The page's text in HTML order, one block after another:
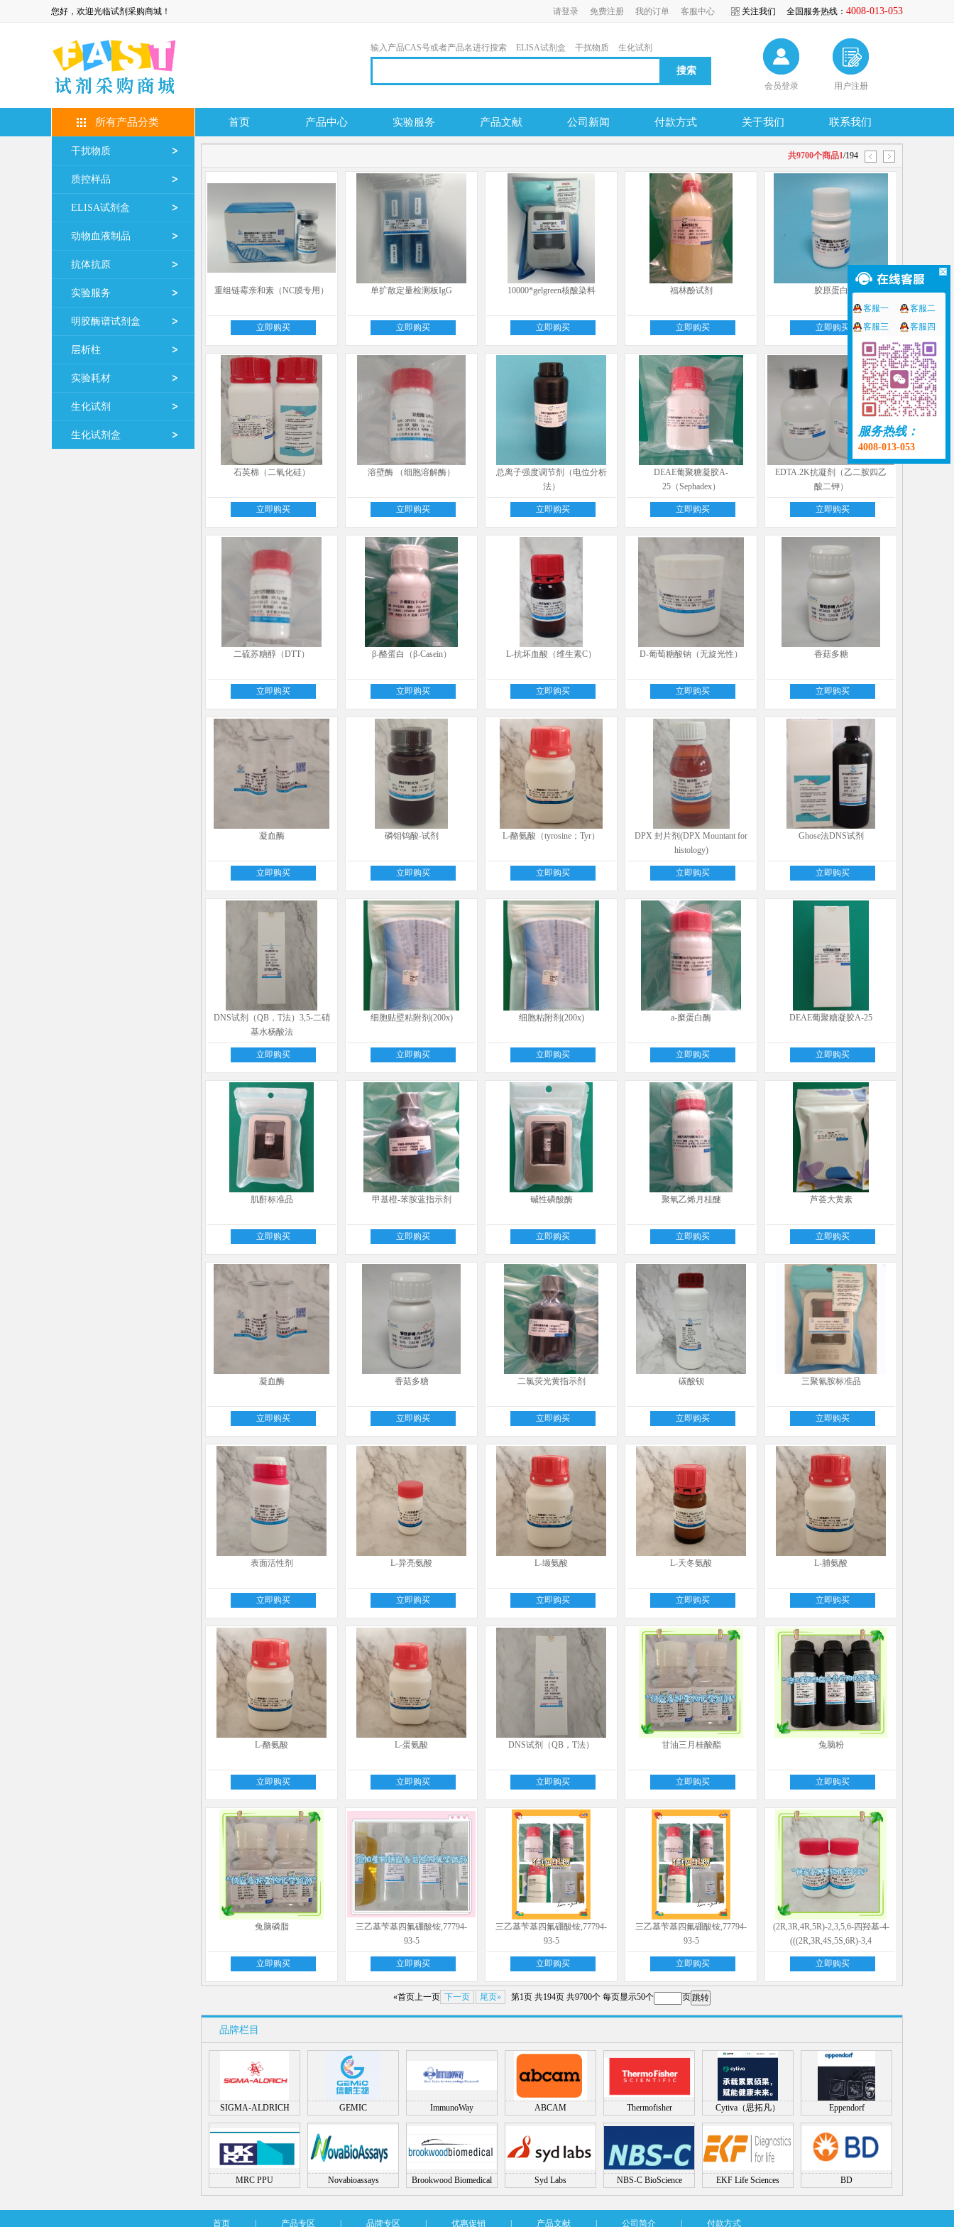
您好，欢迎光临试剂采购商城！ 全国服务热线： 4008-013-053
关注我们
请登录 免费注册 我的订单 客服中心
输入产品CAS号或者产品名进行搜索 ELISA试剂盒 干扰物质 生化试剂
会员登录 用户注册
所有产品分类
干扰物质
质控样品
ELISA试剂盒
动物血液制品
抗体抗原
实验服务
明胶酶谱试剂盒
层析柱
实验耗材
生化试剂
生化试剂盒
首页 产品中心 实验服务 产品文献 公司新闻 付款方式 关于我们 联系我们
共9700个商品1/194
重组链霉亲和素（NC膜专用）
立即购买
单扩散定量检测板IgG
立即购买
10000*gelgreen核酸染料
立即购买
福林酚试剂
立即购买
胶原蛋白
立即购买
石英棉（二氧化硅）
立即购买
溶壁酶 （细胞溶解酶）
立即购买
总离子强度调节剂（电位分析
法）
立即购买
DEAE葡聚糖凝胶A-
25（Sephadex）
立即购买
EDTA.2K抗凝剂（乙二胺四乙
酸二钾）
立即购买
二硫苏糖醇（DTT）
立即购买
β-酪蛋白（β-Casein）
立即购买
L-抗坏血酸（维生素C）
立即购买
D-葡萄糖酸钠（无旋光性）
立即购买
香菇多糖
立即购买
凝血酶
立即购买
磷钼钨酸-试剂
立即购买
L-酪氨酸（tyrosine；Tyr）
立即购买
DPX 封片剂(DPX Mountant for
histology)
立即购买
Ghose法DNS试剂
立即购买
DNS试剂（QB，T法）3,5-二硝
基水杨酸法
立即购买
细胞贴壁粘附剂(200x)
立即购买
细胞粘附剂(200x)
立即购买
a-糜蛋白酶
立即购买
DEAE葡聚糖凝胶A-25
立即购买
肌酐标准品
立即购买
甲基橙-苯胺蓝指示剂
立即购买
碱性磷酸酶
立即购买
聚氧乙烯月桂醚
立即购买
芦荟大黄素
立即购买
凝血酶
立即购买
香菇多糖
立即购买
二氯荧光黄指示剂
立即购买
碳酸钡
立即购买
三聚氰胺标准品
立即购买
表面活性剂
立即购买
L-异亮氨酸
立即购买
L-缬氨酸
立即购买
L-天冬氨酸
立即购买
L-脯氨酸
立即购买
L-酪氨酸
立即购买
L-蛋氨酸
立即购买
DNS试剂（QB，T法）
立即购买
甘油三月桂酸酯
立即购买
兔脑粉
立即购买
兔脑磷脂
立即购买
三乙基苄基四氟硼酸铵,77794-
93-5
立即购买
三乙基苄基四氟硼酸铵,77794-
93-5
立即购买
三乙基苄基四氟硼酸铵,77794-
93-5
立即购买
(2R,3R,4R,5R)-2,3,5,6-四羟基-4-
(((2R,3R,4S,5S,6R)-3,4
立即购买
«首页上一页 下一页 尾页» 第1页 共194页 共9700个 每页显示50个 页
品牌栏目
SIGMA-ALDRICH GEMIC ImmunoWay ABCAM Thermofisher Cytiva（思拓凡） Eppendorf
MRC PPU Novabioassays Brookwood Biomedical Syd Labs NBS-C BioScience EKF Life Sciences BD
首页 产品专区 品牌专区 优惠促销 产品文献 公司简介 付款方式
客服一
客服二
客服三
客服四
服务热线：
4008-013-053